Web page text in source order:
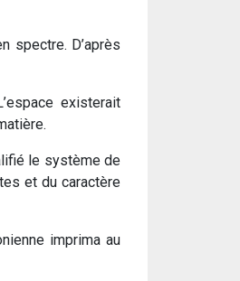
spectre. D’après
existerait
le système de
et du caractère
imprima au